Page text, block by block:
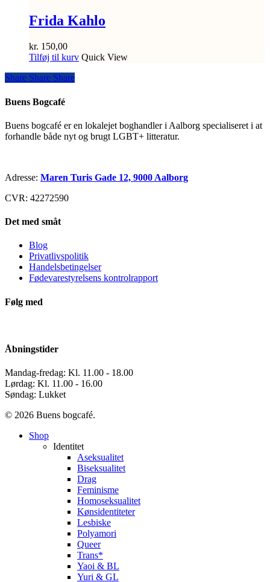
Frida Kahlo
kr. 150,00
Tilføj til kurv Quick View
Share
Share Share Share
Buens Bogcafé
Buens bogcafé er en lokalejet boghandler i Aalborg specialiseret i at
forhandle både nyt og brugt LGBT+ litteratur.
Adresse: Maren Turis Gade 12, 9000 Aalborg
CVR: 42272590
Det med småt
Blog
Privatlivspolitik
Handelsbetingelser
Fødevarestyrelsens kontrolrapport
Følg med
Åbningstider
Mandag-fredag: Kl. 11.00 - 18.00
Lørdag: Kl. 11.00 - 16.00
Søndag: Lukket
© 2026 Buens bogcafé.
Close
Shop
Identitet
Aseksualitet
Biseksualitet
Drag
Feminisme
Homoseksualitet
Kønsidentiteter
Lesbiske
Polyamori
Queer
Trans*
Yaoi & BL
Yuri & GL